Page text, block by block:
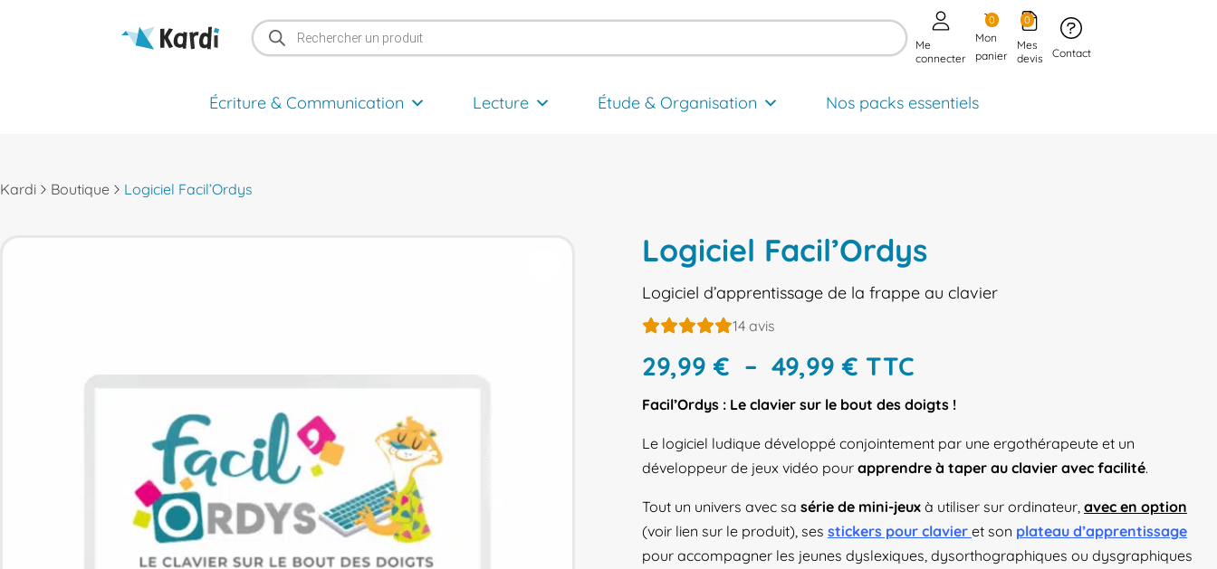
Recherche
de
produits
Me
connecter
Mon
panier
0 0
Mes
devis
Contact
Écriture & Communication Lecture Étude & Organisation Nos packs essentiels
Kardi Boutique Logiciel Facil’Ordys
Logiciel Facil’Ordys
Logiciel d’apprentissage de la frappe au clavier
14avis
29,99€ – 49,99€Plage
prix :
29,99 €
à
TTC
Facil’Ordys : Le clavier sur le bout des doigts !
Le logiciel ludique développé conjointement par une ergothérapeute et un
développeur de jeux vidéo pour apprendre à taper au clavier avec facilité.
Tout un univers avec sa série de mini-jeuxà utiliser sur ordinateur, avec en option
(voir lien sur le produit), ses stickers pour clavier et son plateau d’apprentissage
pour accompagner les jeunes dyslexiques, dysorthographiques ou dysgraphiques